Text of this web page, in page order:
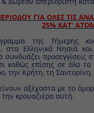
ΓΙΑ ΟΛΕΣ ΤΙΣ
25% ΚΑΤ'
της 7ήμερης
Ελληνικά Νησιά και στην
στο λιμάνι της
τα κοσμοπολίτικα νησιά
τη Χίο και τη Σύμη.
αξέχαστα με το όμορφο
αυτή.